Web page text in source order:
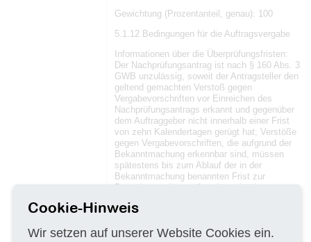
Gewichtung (Prozentanteil, genau): 100
5.1.12 Bedingungen für die Auftragsvergabe
Informationen über die Überprüfungsfristen:
Der Nachprüfungsantrag ist nach § 160 Abs. 3
GWB unzulässig, soweit der Antragsteller den
geltend gemachten Verstoß gegen
Vergabevorschriften vor Einreichen des
Nachprüfungsantrags erkannt und gegenüber
dem Auftraggeber nicht innerhalb einer Frist
von zehn Kalendertagen gerügt hat; Verstöße
gegen Vergabevorschriften, die aufgrund der
Bekanntmachung erkennbar sind, müssen
spätestens bis zum Ablauf der in der
Bekanntmachung benannten Frist zur
Bewerbung oder zur Angebotsabgabe
Verstöße gegen Vergabevorschriften, die erst
spätestens bis zum Ablauf der Frist zur
Cookie-Hinweis
Wir setzen auf unserer Website Cookies ein.